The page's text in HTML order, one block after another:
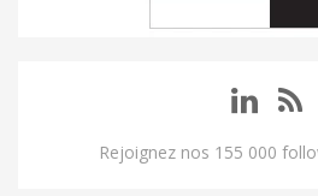
Rejoignez nos 155 000